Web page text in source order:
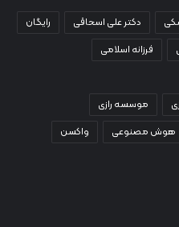
دکتر علی اسحاقی
رایگان
فرزانه اسلامی
موسسه رازی
هوش مصنوعی
واکسن